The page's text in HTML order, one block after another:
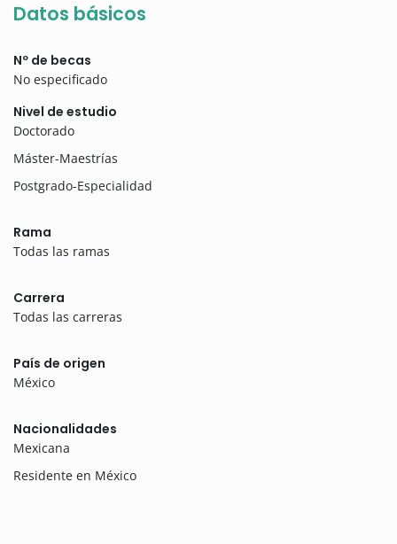
Datos básicos
Nº de becas
No especificado
Nivel de estudio
Doctorado
Máster-Maestrías
Postgrado-Especialidad
Rama
Todas las ramas
Carrera
Todas las carreras
País de origen
México
Nacionalidades
Mexicana
Residente en México